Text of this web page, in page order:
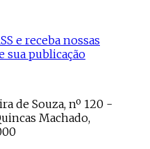
e receba nossas
sua publicação
de Souza, nº 120 -
Machado,